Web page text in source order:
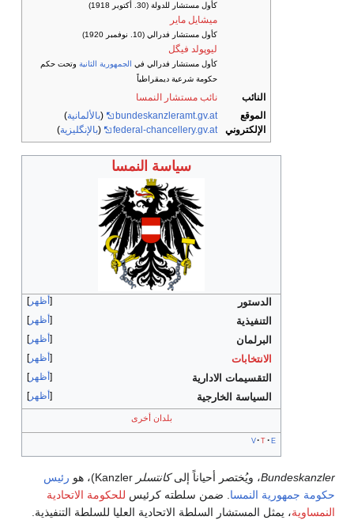
كأول مستشار للدولة (30. أكتوبر 1918)
ميشايل ماير
كأول مستشار فدرالي (10. نوفمبر 1920)
ليوپولد فيگل
كأول مستشار فدرالي في الجمهورية الثانية وتحت حكم
حكومة شرعية ديمقراطياً
النائب
نائب مستشار النمسا
الموقع
الإلكتروني
bundeskanzleramt.gv.at
(بالألمانية)
federal-chancellery.gv.at
(بالإنگليزية)
سياسة النمسا
أظهر الدستور
أظهر التنفيذية
أظهر البرلمان
أظهر الانتخابات
أظهر التقسيمات الادارية
أظهر السياسة الخارجية
بلدان أخرى
v t e
Bundeskanzler، ويُختصر أحياناً إلىكانتسلر
رئيس
حكومة جمهورية النمسا . ضمن سلطته كرئيس للحكومة الاتحادية
النمساوية، يمثل المستشار السلطة الاتحادية العليا للسلطة التنفيذية.